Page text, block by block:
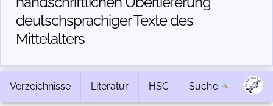
deutschsprachiger Texte des
Mittelalters
Verzeichnisse Literatur HSC Suche